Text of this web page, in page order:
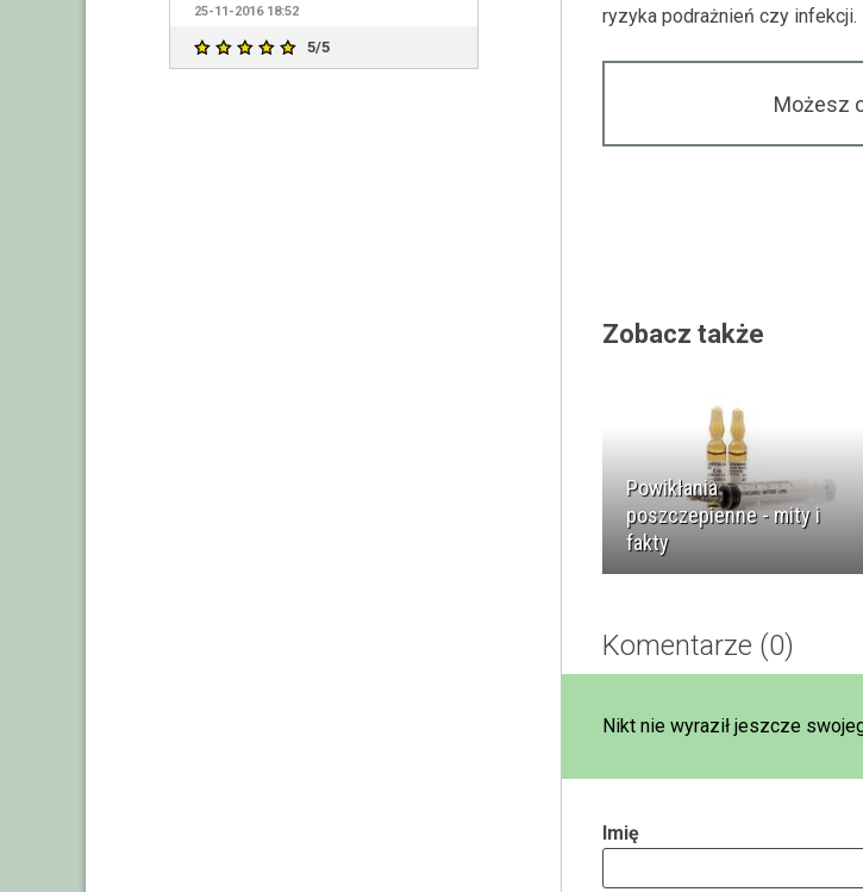
ryzyka podrażnień czy infekcji.
Możesz
Zobacz także
Powikłania
poszczepienne - mity i
fakty
Komentarze (0)
Nikt nie wyraził jeszcze
Imię
25-11-2016 18:52
5/5